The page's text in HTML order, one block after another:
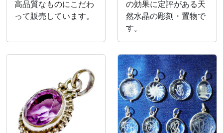
高品質なものにこだわ
って販売しています。
の効果に定評がある天
然水晶の彫刻・置物で
す。